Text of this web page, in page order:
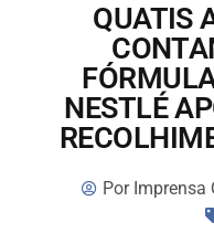
QUATIS
NESTLÉ
PorImprensa